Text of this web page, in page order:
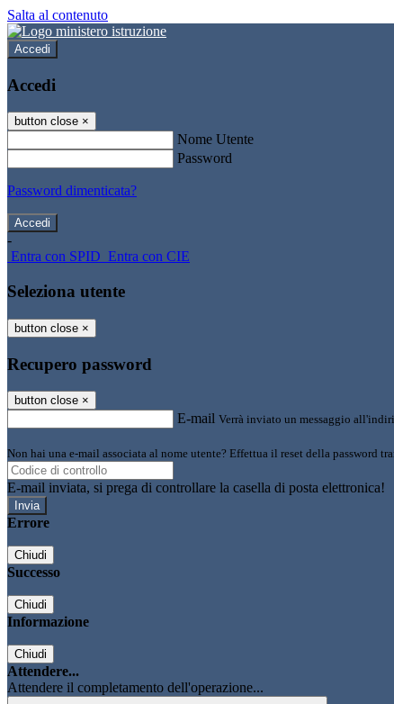
Salta al contenuto
Accedi
Accedi
button close ×
Nome Utente
Password
Password dimenticata?
-
Entra con SPID Entra con CIE
Seleziona utente
button close ×
Recupero password
button close ×
E-mail Verrà inviato un messaggio
Non hai una e-mail associata al nome utente? Effettua il reset della password
E-mail inviata, si prega di controllare la casella di posta elettronica!
Errore
Chiudi
Successo
Chiudi
Informazione
Chiudi
Attendere...
Attendere il completamento dell'operazione...